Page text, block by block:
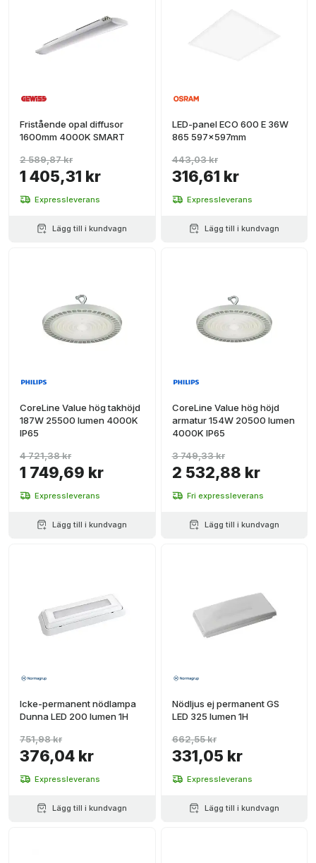
Fristående opal diffusor
1600mm 4000K SMART
1 405,31 kr
2 589,87 kr
Expressleverans
Lägg till i kundvagn
LED-panel ECO 600 E 36W
865 597x597mm
316,61 kr
443,03 kr
Expressleverans
Lägg till i kundvagn
CoreLine Value hög takhöjd
187W 25500 lumen 4000K
IP65
1 749,69 kr
4 721,38 kr
Expressleverans
Lägg till i kundvagn
CoreLine Value hög höjd
armatur 154W 20500 lumen
4000K IP65
2 532,88 kr
3 749,33 kr
Fri expressleverans
Lägg till i kundvagn
Icke-permanent nödlampa
Dunna LED 200 lumen 1H
376,04 kr
751,98 kr
Expressleverans
Lägg till i kundvagn
Nödljus ej permanent GS
LED 325 lumen 1H
331,05 kr
662,55 kr
Expressleverans
Lägg till i kundvagn